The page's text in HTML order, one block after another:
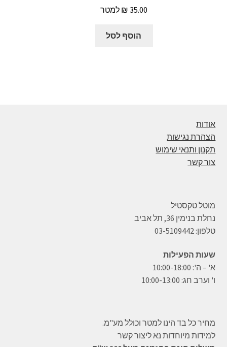
35.00
₪
הוסף לסל
אודות
הצהרת נגישות
תקנון ותנאי שימוש
צור קשר
מוטל טקסטיל
נחלת בנימין 36, תל אביב
טלפון: 03-5109442
שעות הפעילות
א' – ה': 10:00-18:00
ו' וערב חג: 10:00-13:00
מחיר כל בד הינו למטר וכולל מע"מ.
למידות מיוחדות נא ליצור קשר